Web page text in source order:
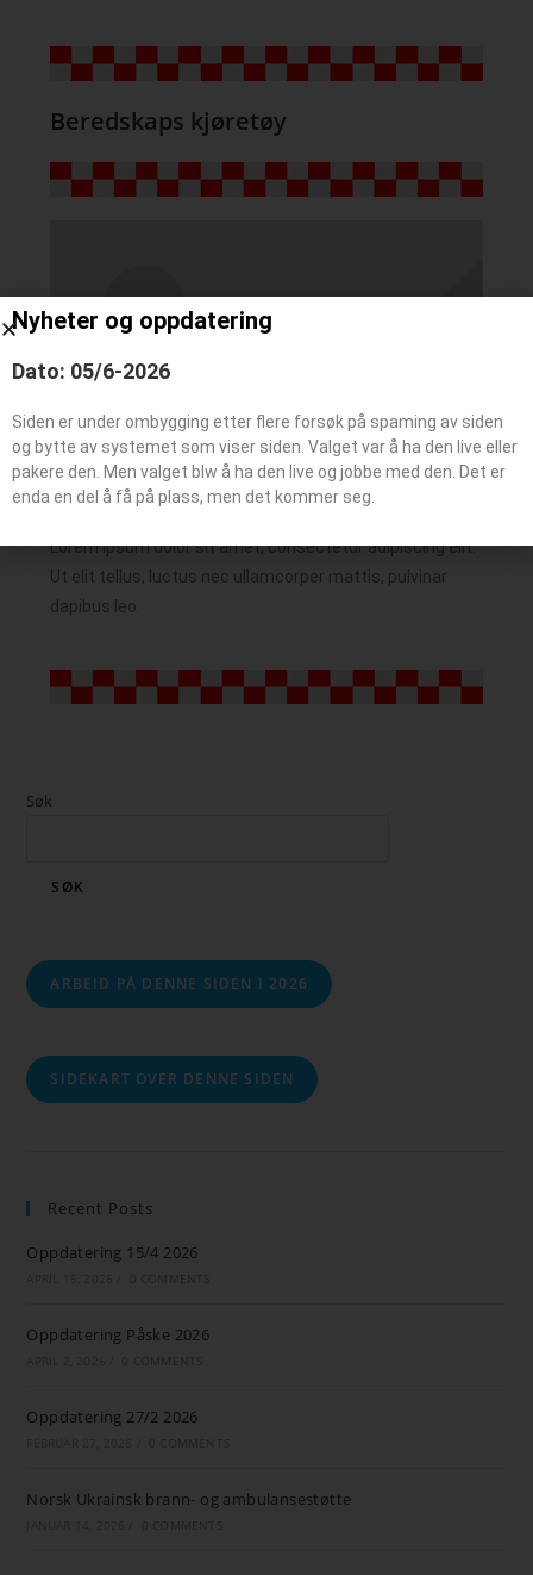
Beredskaps kjøretøy
Lorem ipsum dolor sit amet, consectetur adipiscing elit.
Ut elit tellus, luctus nec ullamcorper mattis, pulvinar
dapibus leo.
Søk
SØK
ARBEID PÅ DENNE SIDEN I 2026
SIDEKART OVER DENNE SIDEN
Recent Posts
Oppdatering 15/4 2026
Oppdatering Påske 2026
Oppdatering 27/2 2026
Norsk Ukrainsk brann- og ambulansestøtte
Nyheter og oppdatering
Dato: 05/6-2026
Siden er under ombygging etter flere forsøk på spaming av siden
og bytte av systemet som viser siden. Valget var å ha den live eller
pakere den. Men valget blw å ha den live og jobbe med den. Det er
enda en del å få på plass, men det kommer seg.